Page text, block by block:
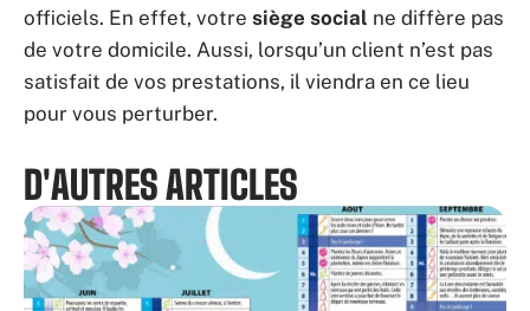
officiels. En effet, votre siège social ne diffère pas
de votre domicile. Aussi, lorsqu’un client n’est pas
satisfait de vos prestations, il viendra en ce lieu
pour vous perturber.
D'AUTRES ARTICLES